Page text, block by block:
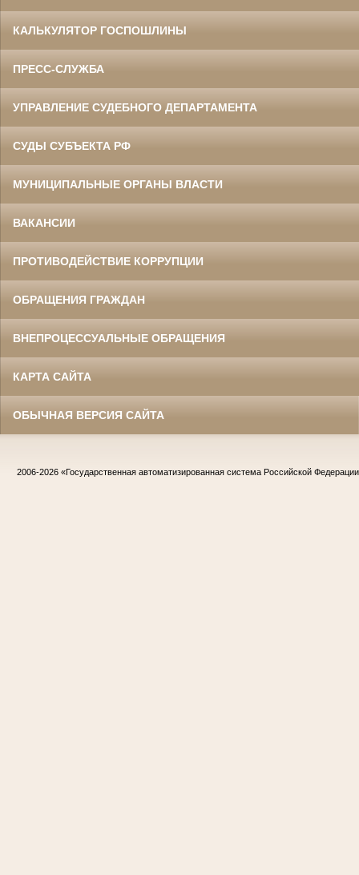
КАЛЬКУЛЯТОР ГОСПОШЛИНЫ
ПРЕСС-СЛУЖБА
УПРАВЛЕНИЕ СУДЕБНОГО ДЕПАРТАМЕНТА
СУДЫ СУБЪЕКТА РФ
МУНИЦИПАЛЬНЫЕ ОРГАНЫ ВЛАСТИ
ВАКАНСИИ
ПРОТИВОДЕЙСТВИЕ КОРРУПЦИИ
ОБРАЩЕНИЯ ГРАЖДАН
ВНЕПРОЦЕССУАЛЬНЫЕ ОБРАЩЕНИЯ
КАРТА САЙТА
ОБЫЧНАЯ ВЕРСИЯ САЙТА
2006-2026 «Государственная автоматизированная система Российской